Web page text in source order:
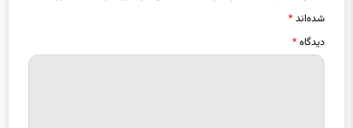
شده‌اند*
دیدگاه*